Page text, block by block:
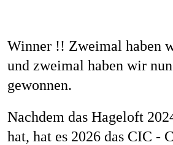
Winner !! Zweimal haben
und zweimal haben wir
gewonnen.
Nachdem das Hageloft
hat, hat es 2026 das CIC -